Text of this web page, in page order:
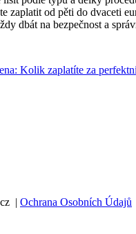
zaplatit od pěti do dvaceti
dbát na bezpečnost a
Kolik zaplatíte za
| Ochrana Osobních Údajů